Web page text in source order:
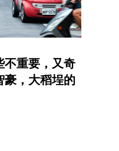
不重要，又奇
，大稻埕的